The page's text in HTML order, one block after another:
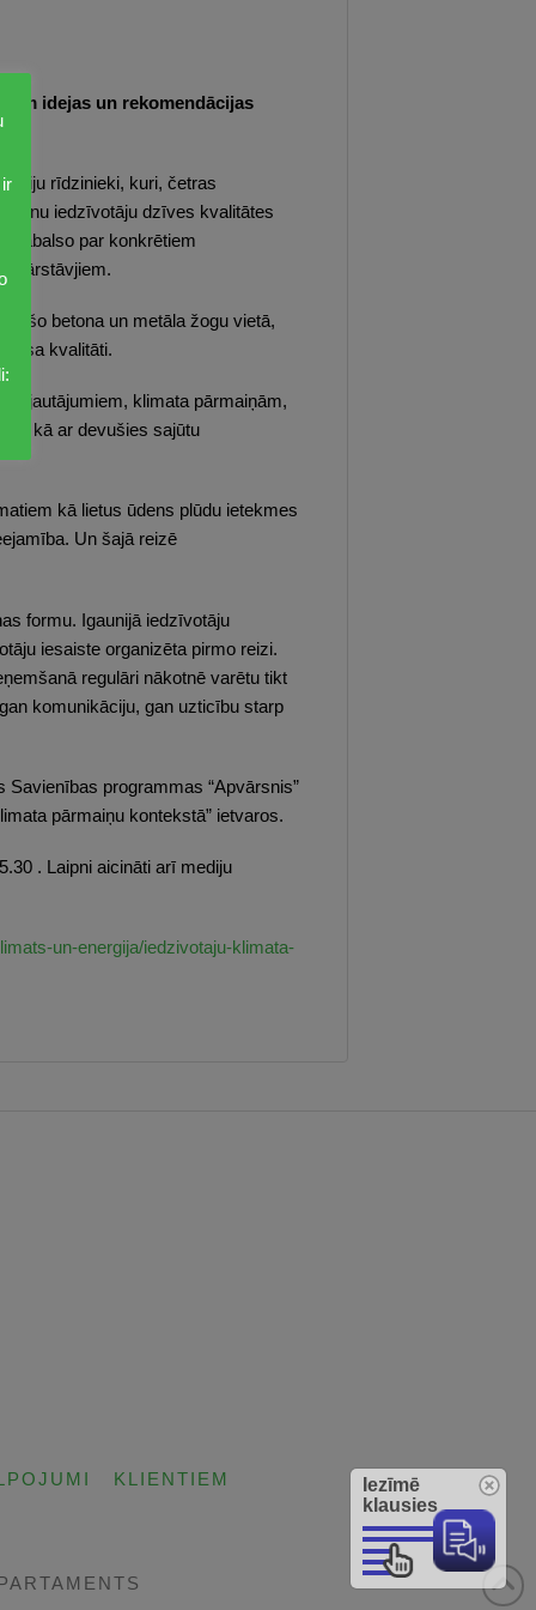
idejas un rekomendācijas
rīdzinieki, kuri, četras
iedzīvotāju dzīves kvalitātes
jābalso par konkrētiem
pārstāvjiem.
betona un metāla žogu vietā,
kvalitāti.
jautājumiem, klimata pārmaiņām,
kā ar devušies sajūtu
kā lietus ūdens plūdu ietekmes
Un šajā reizē
formu. Igaunijā iedzīvotāju
iesaiste organizēta pirmo reizi.
regulāri nākotnē varētu tikt
komunikāciju, gan uzticību starp
programmas “Apvārsnis”
pārmaiņu kontekstā” ietvaros.
. Laipni aicināti arī mediju
un-energija/iedzivotaju-klimata-
KLIENTIEM
Iezīmē
klausies